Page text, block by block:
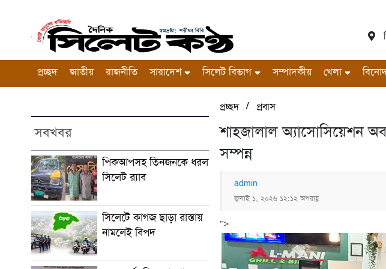
প্রচ্ছদ জাতীয় রাজনীতি সারাদেশ সিলেট বিভাগ সম্পাদকীয় খেলা
সবখবর
পিকআপসহ তিনজনকে ধরল
সিলেট র‌্যাব
সিলেটে কাগজ ছাড়া রাস্তায়
নামলেই বিপদ
প্রচ্ছদ/প্রবাস
শাহজালাল অ্যাসোসিয়েশন
সম্পন্ন
admin
জুলাই ১, ২০২৬ ১২:১২ অপরাহ্ণ
">